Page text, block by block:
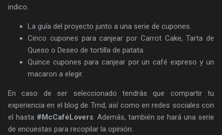
indico.
La guía del proyecto junto a una serie de cupones.
Cinco cupones para canjear por Carrot Cake, Tarta de
Queso o Deseo de tortilla de patata.
Quince cupones para canjear por un café expreso y un
macaron a elegir.
En caso de ser seleccionado tendrás que compartir tu
experiencia en el blog de Trnd, así como en redes sociales con
el hasta #McCaféLovers. Además, también se hará una serie
de encuestas para recopilar la opinión.